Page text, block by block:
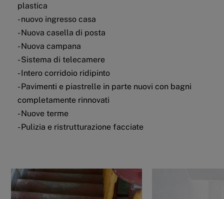
plastica
- nuovo ingresso casa
- Nuova casella di posta
- Nuova campana
- Sistema di telecamere
- Intero corridoio ridipinto
- Pavimenti e piastrelle in parte nuovi con bagni
completamente rinnovati
- Nuove terme
- Pulizia e ristrutturazione facciate